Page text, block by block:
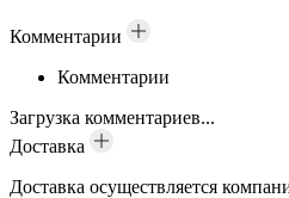
Комментарии
Комментарии
Загрузка комментариев...
Доставка
Доставка осуществляется